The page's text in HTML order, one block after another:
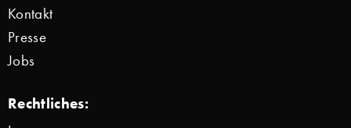
Kontakt
Presse
Jobs
Rechtliches: